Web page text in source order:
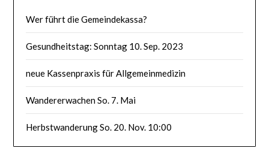
Wer führt die Gemeindekassa?
Gesundheitstag: Sonntag 10. Sep. 2023
neue Kassenpraxis für Allgemeinmedizin
Wandererwachen So. 7. Mai
Herbstwanderung So. 20. Nov. 10:00